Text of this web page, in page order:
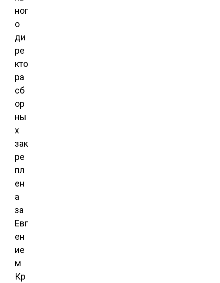
ног
о
ди
ре
кто
ра
сб
ор
ны
х
зак
ре
пл
ен
а
за
Евг
ен
ие
м
Кр